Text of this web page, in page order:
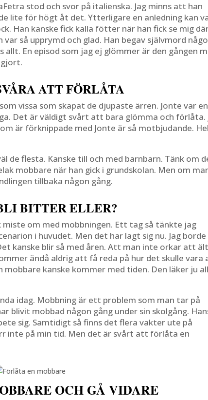
stod och svor på italienska. Jag minns att han
lite för högt åt det. Ytterligare en anledning kan
Han kanske fick kalla fötter när han fick se mig
så upprymd och glad. Han begav självmord
En episod som jag ej glömmer är den gången
ATT FÖRLÅTA
vissa som skapat de djupaste ärren. Jonte var en
Det är väldigt svårt att bara glömma och förlåta.
är förknippade med Jonte är så motbjudande.
de flesta. Kanske till och med barnbarn. Tänk om
mobbare när han gick i grundskolan. Men om
tillbaka någon gång.
BITTER ELLER?
om med mobbningen. Ett tag så tänkte jag
i huvudet. Men det har lagt sig nu. Jag borde
kanske blir så med åren. Att man inte orkar att
ändå aldrig att få reda på hur det skulle vara
kanske kommer med tiden. Den läker ju
idag. Mobbning är ett problem som man tar på
blivit mobbad någon gång under sin skolgång.
sig. Samtidigt så finns det flera vakter ute på
inte på min tid. Men det är svårt att förlåta en
OCH GÅ VIDARE